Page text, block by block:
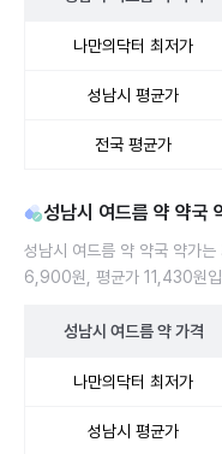
나만의닥터 최저가
성남시 평균가
전국 평균가
성남시 여드름 약 약국
성남시 여드름 약 약국 약가는
6,900원, 평균가 11,430원
성남시 여드름 약가격
나만의닥터 최저가
성남시 평균가